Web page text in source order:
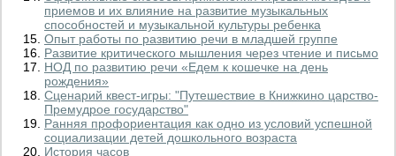
приемов и их влияние на развитие музыкальных
способностей и музыкальной культуры ребенка
Опыт работы по развитию речи в младшей группе
Развитие критического мышления через чтение и письмо
НОД по развитию речи «Едем к кошечке на день
рождения»
Сценарий квест-игры: "Путешествие в Книжкино царство-
Премудрое государство"
Ранняя профориентация как одно из условий успешной
социализации детей дошкольного возраста
История часов